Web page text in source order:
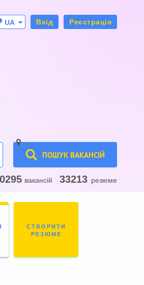
UA
Вхід Реєстрація
ПОШУК ВАКАНСІЙ
вакансій 33213 резюме
СТВОРИТИ
РЕЗЮМЕ